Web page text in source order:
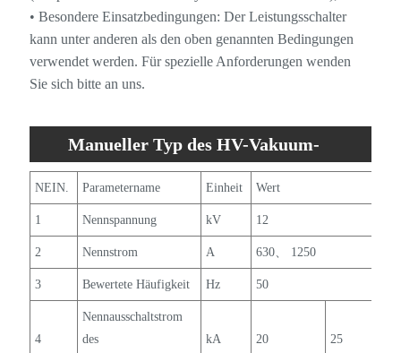
• Besondere Einsatzbedingungen: Der Leistungsschalter
kann unter anderen als den oben genannten Bedingungen
verwendet werden. Für spezielle Anforderungen wenden
Sie sich bitte an uns.
Manueller Typ des HV-Vakuum-
Leistungsschalters ZW32-12F mit
intelligenten Controllern
NEIN. Parametername Einheit Wert
1 Nennspannung kV 12
2 Nennstrom A 630、 1250
3 Bewertete Häufigkeit Hz 50
4
Nennausschaltstrom
des
kA 20 25